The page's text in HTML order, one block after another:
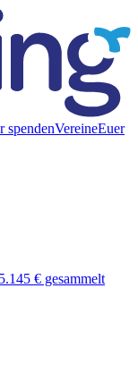
spendenVereineEuer
€ gesammelt